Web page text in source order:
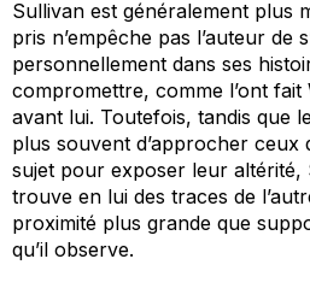
Sullivan est généralement plus
pris n’empêche pas l’auteur de
personnellement dans ses
compromettre, comme l’ont
avant lui. Toutefois, tandis que
plus souvent d’approcher ceux
sujet pour exposer leur altérité,
trouve en lui des traces de
proximité plus grande que
qu’il observe.